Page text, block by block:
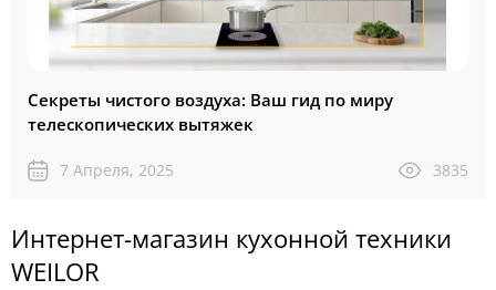
Секреты чистого воздуха: Ваш гид по миру
телескопических вытяжек
7 Апреля, 2025 3835
Интернет-магазин кухонной техники
WEILOR